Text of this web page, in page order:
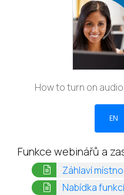
How to turn on
EN
Funkce webinářů a
Záhlaví
Nabídka